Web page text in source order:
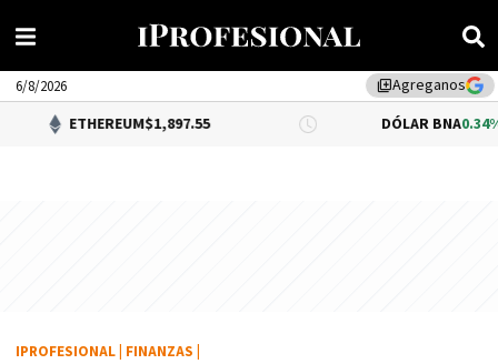
library_addAgreganos
6/8/2026
$1,897.55 DÓLAR BNA 0.34%$1,520.00
IPROFESIONAL FINANZAS